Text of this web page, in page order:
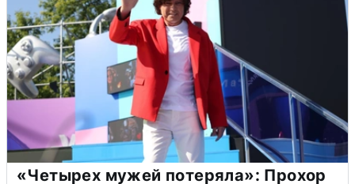
«Четырех мужей потеряла»: Прохор